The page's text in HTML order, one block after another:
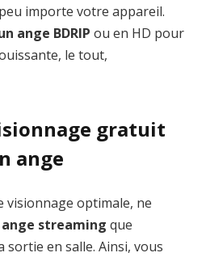
importe votre appareil.
ange BDRIP ou en HD pour
le tout,
gratuit
ange
visionnage optimale, ne
streaming que
sortie en salle. Ainsi, vous